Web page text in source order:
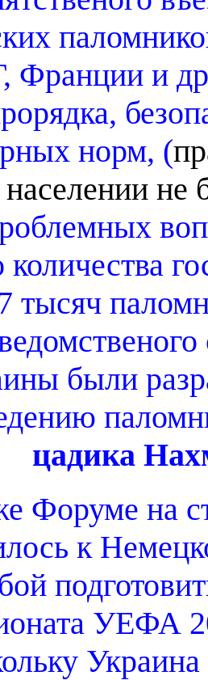
Франции и
норм, (
не
тысяч
были
цадика
Форуме на
к
УЕФА